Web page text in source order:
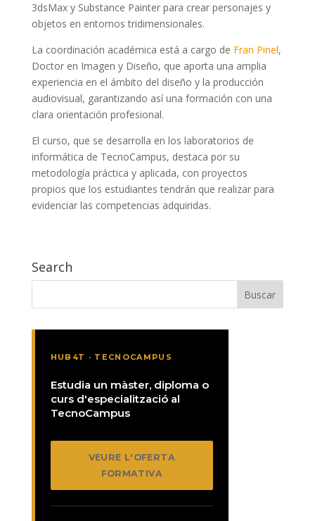
3dsMax y Substance Painter para crear personajes y
objetos en entornos tridimensionales.
La coordinación académica está a cargo de Fran Pinel,
Doctor en Imagen y Diseño, que aporta una amplia
experiencia en el ámbito del diseño y la producción
audiovisual, garantizando así una formación con una
clara orientación profesional.
El curso, que se desarrolla en los laboratorios de
informática de TecnoCampus, destaca por su
metodología práctica y aplicada, con proyectos
propios que los estudiantes tendrán que realizar para
evidenciar las competencias adquiridas.
Search
HUB4T · TECNOCAMPUS
Estudia un màster, diploma o
curs d'especialització al
TecnoCampus
VEURE L'OFERTA
FORMATIVA